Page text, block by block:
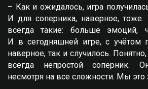
– Как и ожидалось, игра
И для соперника, наверное,
всегда такие: больше эмоций,
И в сегодняшней игре, с учётом
наверное, так и случилось.
всегда непростой соперник.
несмотря на все сложности. Мы это